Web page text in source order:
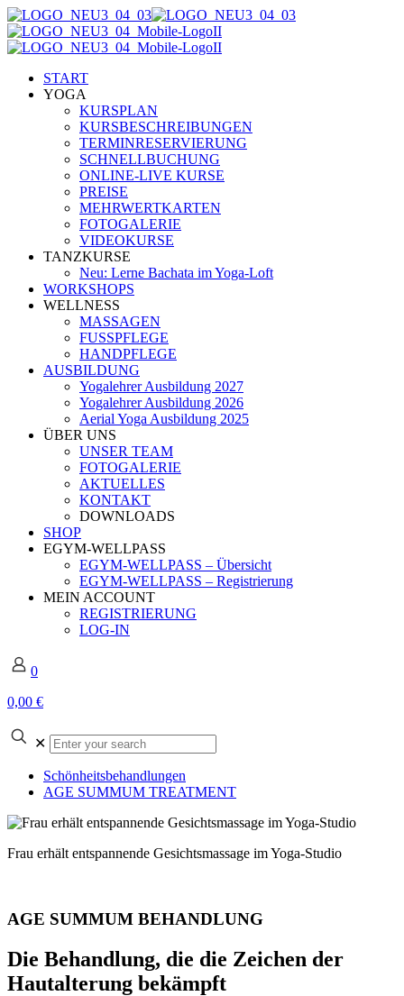
START
YOGA
KURSPLAN
KURSBESCHREIBUNGEN
TERMINRESERVIERUNG
SCHNELLBUCHUNG
ONLINE-LIVE KURSE
PREISE
MEHRWERTKARTEN
FOTOGALERIE
VIDEOKURSE
TANZKURSE
Neu: Lerne Bachata im Yoga-Loft
WORKSHOPS
WELLNESS
MASSAGEN
FUSSPFLEGE
HANDPFLEGE
AUSBILDUNG
Yogalehrer Ausbildung 2027
Yogalehrer Ausbildung 2026
Aerial Yoga Ausbildung 2025
ÜBER UNS
UNSER TEAM
FOTOGALERIE
AKTUELLES
KONTAKT
DOWNLOADS
SHOP
EGYM-WELLPASS
EGYM-WELLPASS – Übersicht
EGYM-WELLPASS – Registrierung
MEIN ACCOUNT
REGISTRIERUNG
LOG-IN
0
0,00 €
✕
Enter
your
Schönheitsbehandlungen
AGE SUMMUM TREATMENT
Frau erhält entspannende Gesichtsmassage im Yoga-Studio
AGE SUMMUM BEHANDLUNG
Die Behandlung, die die Zeichen der
Hautalterung bekämpft